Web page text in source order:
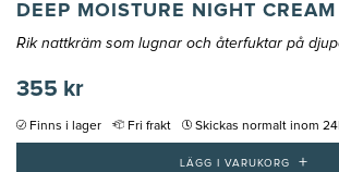
DEEP MOISTURE NIGHT CREAM
Rik nattkräm som lugnar och återfuktar på
355 kr
Finns i lager Fri frakt Skickas normalt inom
LÄGG I VARUKORG +